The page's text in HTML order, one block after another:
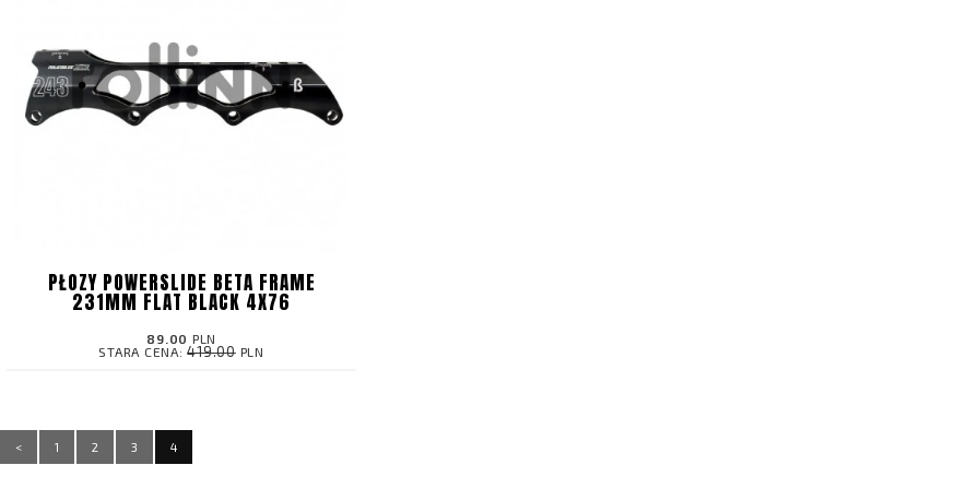
PŁOZY POWERSLIDE BETA FRAME
231MM FLAT BLACK 4X76
89.00 PLN
STARA CENA:419.00PLN
< 1 2 3 4